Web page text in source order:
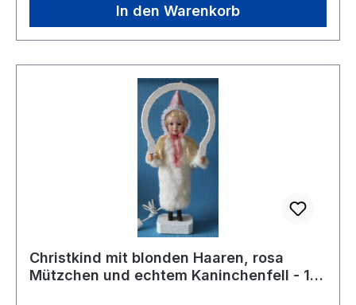
In den Warenkorb
Christkind mit blonden Haaren, rosa
Mützchen und echtem Kaninchenfell - 1